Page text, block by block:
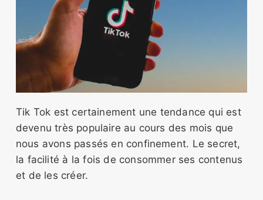
Tik Tok est certainement une tendance qui est
devenu très populaire au cours des mois que
nous avons passés en confinement. Le secret,
la facilité à la fois de consommer ses contenus
et de les créer.